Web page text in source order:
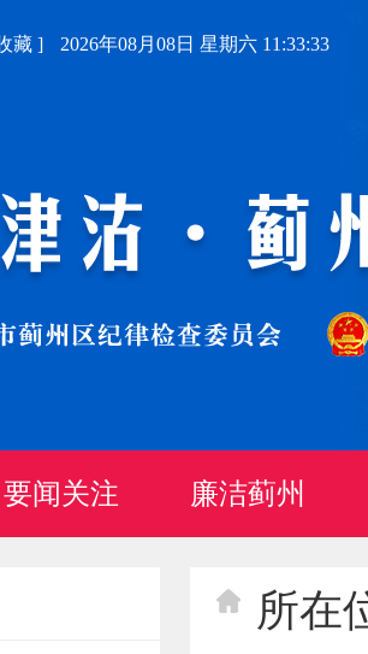
藏 ] 2026年08月08日 星期六 11:33:34
要闻关注 廉洁蓟州
所在